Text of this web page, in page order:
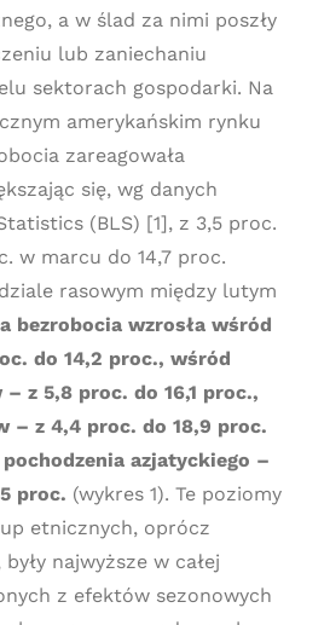
a w ślad za nimi poszły
lub zaniechaniu
sektorach gospodarki. Na
amerykańskim rynku
zareagowała
się, wg danych
(BLS) [1], z 3,5 proc.
w marcu do 14,7 proc.
rasowym między lutym
bezrobocia wzrosła wśród
do 14,2 proc., wśród
z 5,8 proc. do 16,1 proc.,
– z 4,4 proc. do 18,9 proc.
azjatyckiego –
proc. (wykres 1). Te poziomy
etnicznych, oprócz
najwyższe w całej
z efektów sezonowych